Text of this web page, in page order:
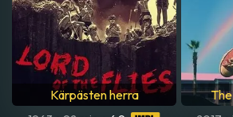
Kärpästen herra